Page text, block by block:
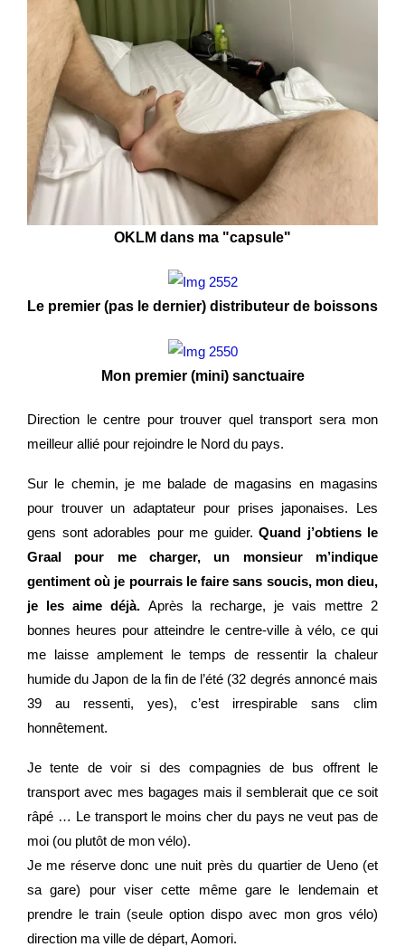
OKLM dans ma "capsule"
Le premier (pas le dernier) distributeur de boissons
Mon premier (mini) sanctuaire
Direction le centre pour trouver quel transport sera mon
meilleur allié pour rejoindre le Nord du pays.
Sur le chemin, je me balade de magasins en magasins
pour trouver un adaptateur pour prises japonaises. Les
gens sont adorables pour me guider. Quand j’obtiens le
Graal pour me charger, un monsieur m’indique
gentiment où je pourrais le faire sans soucis, mon dieu,
je les aime déjà. Après la recharge, je vais mettre 2
bonnes heures pour atteindre le centre-ville à vélo, ce qui
me laisse amplement le temps de ressentir la chaleur
humide du Japon de la fin de l’été (32 degrés annoncé mais
39 au ressenti, yes), c’est irrespirable sans clim
honnêtement.
Je tente de voir si des compagnies de bus offrent le
transport avec mes bagages mais il semblerait que ce soit
râpé … Le transport le moins cher du pays ne veut pas de
moi (ou plutôt de mon vélo).
Je me réserve donc une nuit près du quartier de Ueno (et
sa gare) pour viser cette même gare le lendemain et
prendre le train (seule option dispo avec mon gros vélo)
direction ma ville de départ, Aomori.